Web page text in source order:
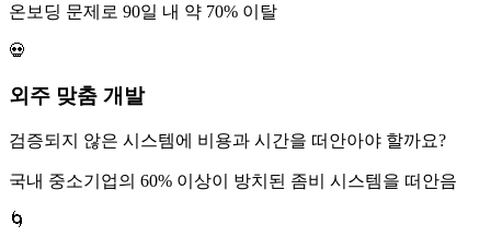
온보딩 문제로 90일 내 약 70% 이탈
💀
외주 맞춤 개발
검증되지 않은 시스템에 비용과 시간을 떠안아야 할까요?
국내 중소기업의 60% 이상이 방치된 좀비 시스템을 떠안음
🌀